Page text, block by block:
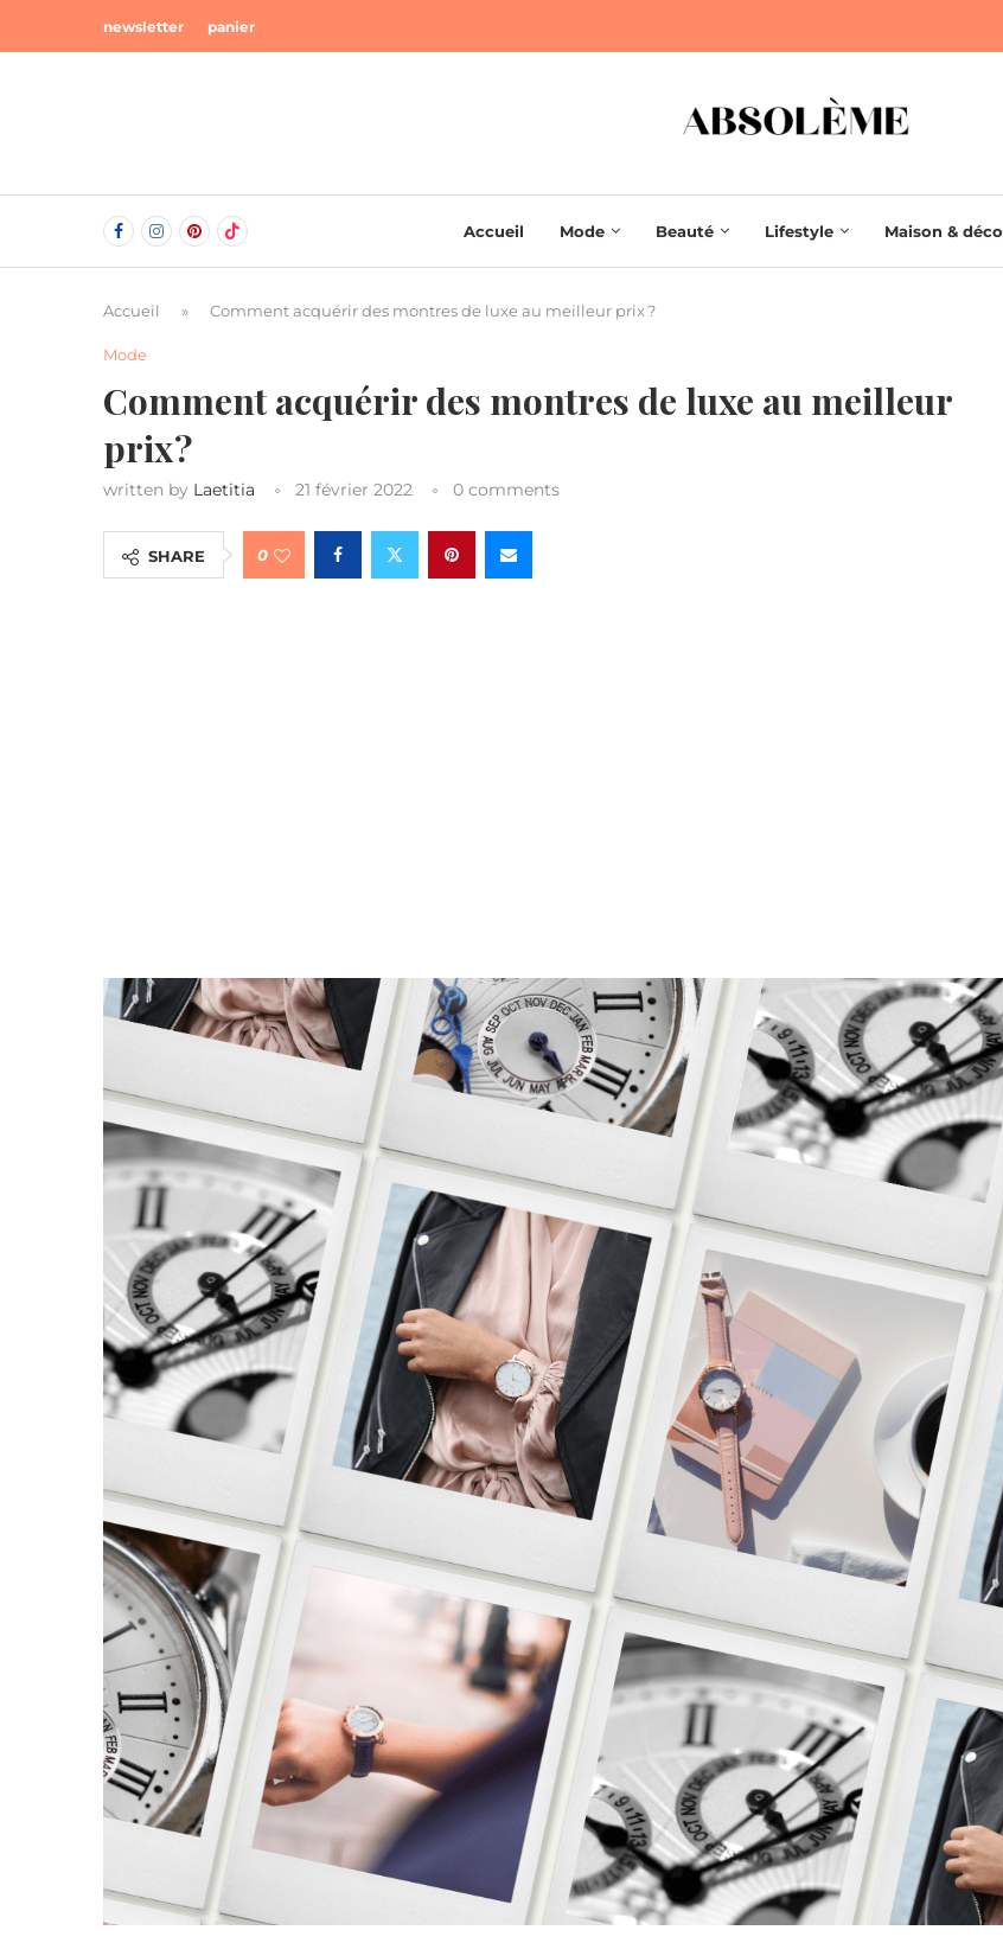
newsletter panier
Accueil Mode Beauté Lifestyle Maison & déco
Accueil » Comment acquérir des montres de luxe au meilleur prix ?
Mode
Comment acquérir des montres de luxe au meilleur
prix ?
written by Laetitia 21 février 2022 0 comments
SHARE 0